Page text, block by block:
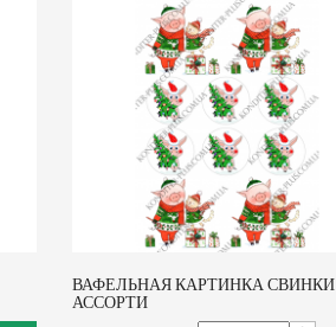
ВАФЕЛЬНАЯ КАРТИНКА СВИНКИ
АССОРТИ